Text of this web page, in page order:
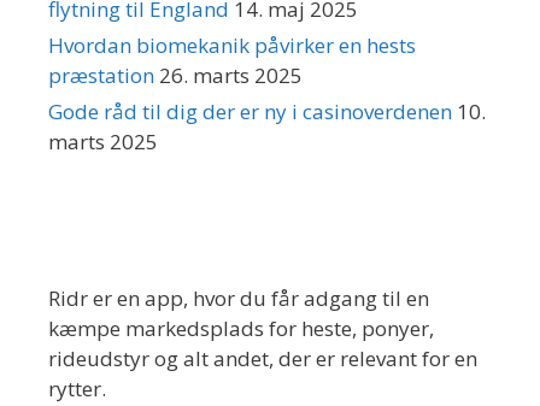
flytning til England 14. maj 2025
Hvordan biomekanik påvirker en hests
præstation 26. marts 2025
Gode råd til dig der er ny i casinoverdenen 10.
marts 2025
Ridr er en app, hvor du får adgang til en
kæmpe markedsplads for heste, ponyer,
rideudstyr og alt andet, der er relevant for en
rytter.